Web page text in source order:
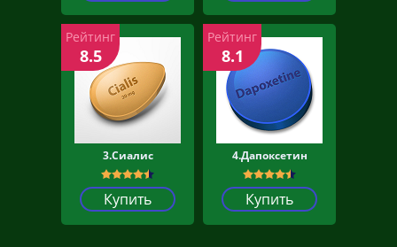
3.Сиалис
Купить
Рейтинг
8.5
4.Дапоксетин
Купить
Рейтинг
8.1